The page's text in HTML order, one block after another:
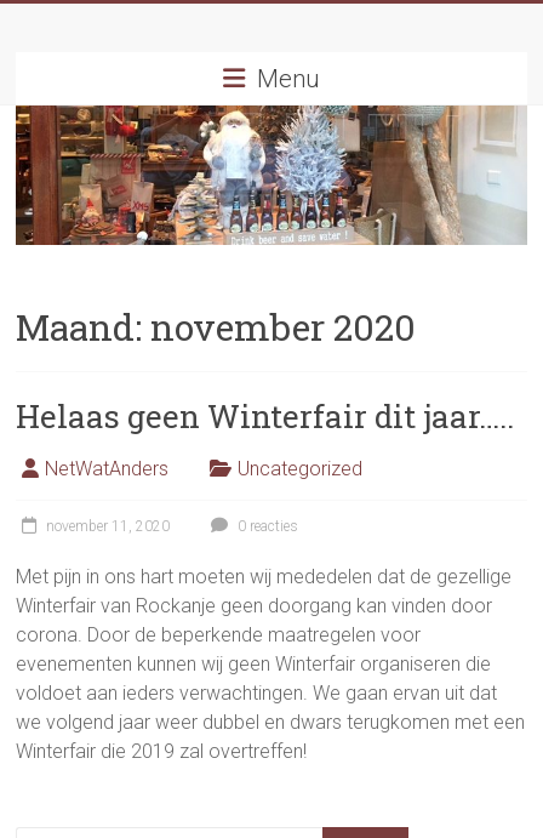
Menu
Maand: november 2020
Helaas geen Winterfair dit jaar…..
NetWatAnders Uncategorized
november 11, 2020 0 reacties
Met pijn in ons hart moeten wij mededelen dat de gezellige
Winterfair van Rockanje geen doorgang kan vinden door
corona. Door de beperkende maatregelen voor
evenementen kunnen wij geen Winterfair organiseren die
voldoet aan ieders verwachtingen. We gaan ervan uit dat
we volgend jaar weer dubbel en dwars terugkomen met een
Winterfair die 2019 zal overtreffen!